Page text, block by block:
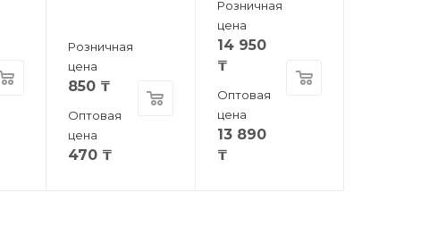
Розничная
цена
850₸
Оптовая
цена
470₸
Розничная
цена
14 950
₸
Оптовая
цена
13 890
₸